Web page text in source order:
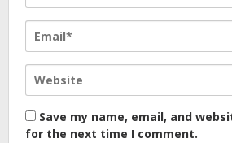
Save my name, email, and
for the next time I comment.